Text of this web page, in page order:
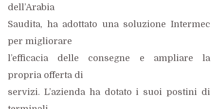
dell’Arabia
Saudita, ha adottato una soluzione Intermec
per migliorare
l’efficacia delle consegne e ampliare la
propria offerta di
servizi. L’azienda ha dotato i suoi postini di